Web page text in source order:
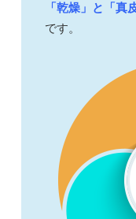
「乾燥」と「真
です。